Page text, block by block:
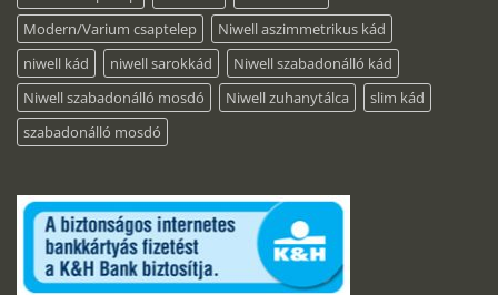
Modern/Varium csaptelep
Niwell aszimmetrikus kád
niwell kád
niwell sarokkád
Niwell szabadonálló kád
Niwell szabadonálló mosdó
Niwell zuhanytálca
slim kád
szabadonálló mosdó